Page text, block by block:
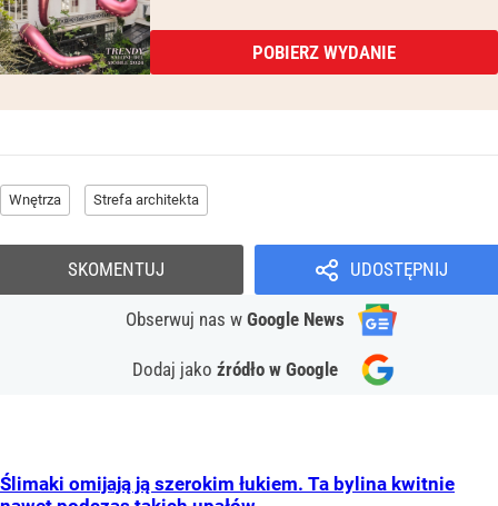
POBIERZ WYDANIE
Wnętrza Strefa architekta
UDOSTĘPNIJ
Obserwuj nas w Google News
Dodaj jako źródło w Google
SKOMENTUJ
Ślimaki omijają ją szerokim łukiem. Ta bylina kwitnie